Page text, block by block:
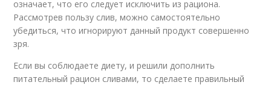
означает, что его следует исключить из рациона.
Рассмотрев пользу слив, можно самостоятельно
убедиться, что игнорируют данный продукт совершенно
зря.
Если вы соблюдаете диету, и решили дополнить
питательный рацион сливами, то сделаете правильный